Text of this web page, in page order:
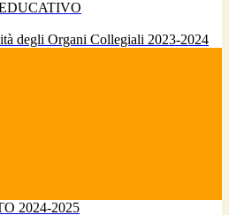
degli Organi Collegiali 2023-2024
2024-2025